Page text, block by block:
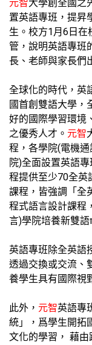
元智大學創全國之
置英語專班，提昇
生。校方1月6日在
管，說明英語專班
長、老師與家長們
全球化的時代，英
國首創雙語大學，
好的國際學習環境
之優秀人才。 元智
程，各學院(電機
院)全面設置英語
程提供至少70全英
課程，皆強調「全
程式語言設計課程
言)學院培養新雙語
英語專班除全英語
透過交換或交流、
養學生具有國際視
此外， 元智英語專
統」，爲學生開拓
文化的學習， 藉